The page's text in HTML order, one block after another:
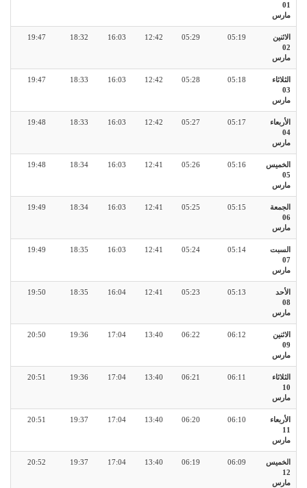
01
مارس
الاثنين
02
مارس
05:19
05:29
12:42
16:03
18:32
19:47
الثلاثاء
03
مارس
05:18
05:28
12:42
16:03
18:33
19:47
الأربعاء
04
مارس
05:17
05:27
12:42
16:03
18:33
19:48
الخميس
05
مارس
05:16
05:26
12:41
16:03
18:34
19:48
الجمعة
06
مارس
05:15
05:25
12:41
16:03
18:34
19:49
السبت
07
مارس
05:14
05:24
12:41
16:03
18:35
19:49
الأحد
08
مارس
05:13
05:23
12:41
16:04
18:35
19:50
الاثنين
09
مارس
06:12
06:22
13:40
17:04
19:36
20:50
الثلاثاء
10
مارس
06:11
06:21
13:40
17:04
19:36
20:51
الأربعاء
11
مارس
06:10
06:20
13:40
17:04
19:37
20:51
الخميس
12
مارس
06:09
06:19
13:40
17:04
19:37
20:52